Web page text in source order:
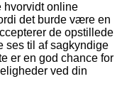
hvorvidt online
det burde være en
de opstillede
ses til af sagkyndige
er en god chance for
ved din